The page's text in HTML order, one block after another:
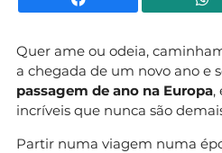
Quer ame ou odeia,
a chegada de um novo ano e
passagem de ano na Europa,
incríveis que nunca são
Partir numa viagem numa